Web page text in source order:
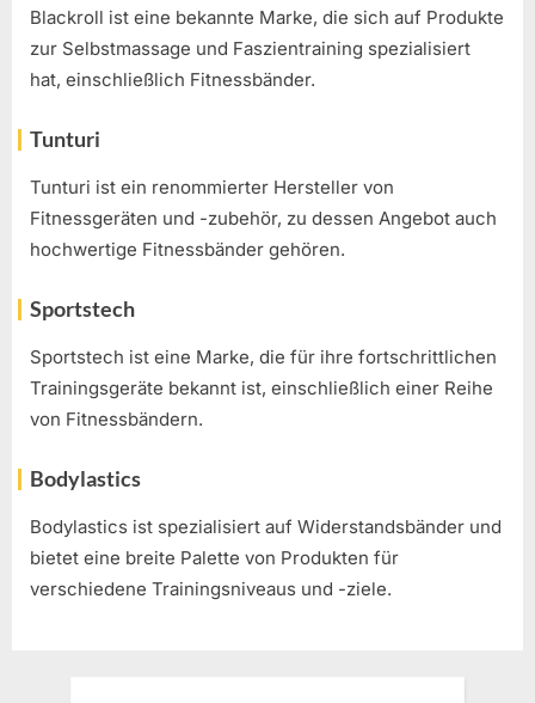
Blackroll ist eine bekannte Marke, die sich auf Produkte
zur Selbstmassage und Faszientraining spezialisiert
hat, einschließlich Fitnessbänder.
Tunturi
Tunturi ist ein renommierter Hersteller von
Fitnessgeräten und -zubehör, zu dessen Angebot auch
hochwertige Fitnessbänder gehören.
Sportstech
Sportstech ist eine Marke, die für ihre fortschrittlichen
Trainingsgeräte bekannt ist, einschließlich einer Reihe
von Fitnessbändern.
Bodylastics
Bodylastics ist spezialisiert auf Widerstandsbänder und
bietet eine breite Palette von Produkten für
verschiedene Trainingsniveaus und -ziele.